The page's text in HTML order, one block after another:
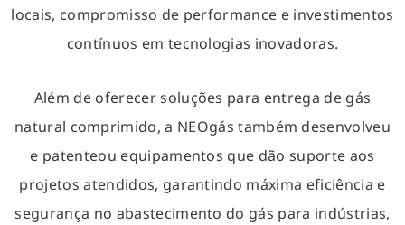
locais, compromisso de performance e investimentos
contínuos em tecnologias inovadoras.
Além de oferecer soluções para entrega de gás
natural comprimido, a NEOgás também desenvolveu
e patenteou equipamentos que dão suporte aos
projetos atendidos, garantindo máxima eficiência e
segurança no abastecimento do gás para indústrias,